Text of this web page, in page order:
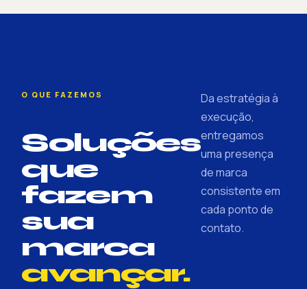
O QUE FAZEMOS
Soluções
que
fazem
sua
marca
avançar.
Da estratégia à
execução,
entregamos
uma presença
de marca
consistente em
cada ponto de
contato.